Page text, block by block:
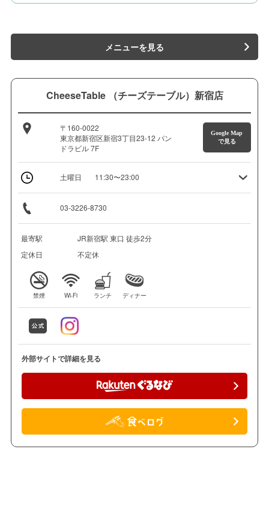
メニューを見る
CheeseTable （チーズテーブル）新宿店
〒160-0022
東京都新宿区新宿3丁目23-12 パン
ドラビル 7F
Google Map
で見る
土曜日 11:30〜23:00
03-3226-8730
最寄駅
JR新宿駅 東口 徒歩2分
定休日
不定休
禁煙 Wi-Fi ランチ ディナー
外部サイトで詳細を見る